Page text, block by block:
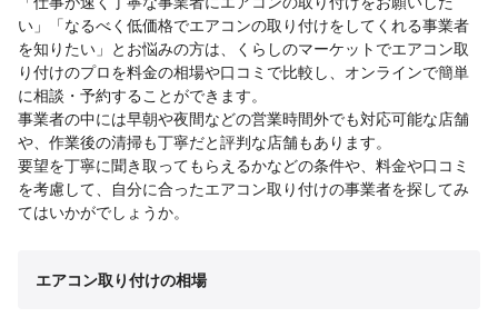
い」「なるべく低価格でエアコンの取り付けをしてくれる事業者
を知りたい」とお悩みの方は、くらしのマーケットでエアコン取
り付けのプロを料金の相場や口コミで比較し、オンラインで簡単
に相談・予約することができます。
事業者の中には早朝や夜間などの営業時間外でも対応可能な店舗
や、作業後の清掃も丁寧だと評判な店舗もあります。
要望を丁寧に聞き取ってもらえるかなどの条件や、料金や口コミ
を考慮して、自分に合ったエアコン取り付けの事業者を探してみ
てはいかがでしょうか。
エアコン取り付けの相場